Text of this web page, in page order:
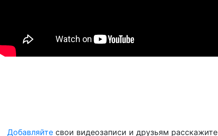
Добавляйте свои видеозаписи и друзьям